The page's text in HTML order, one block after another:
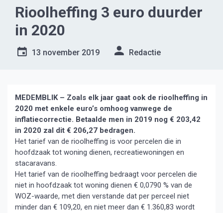
Rioolheffing 3 euro duurder
in 2020
13 november 2019 Redactie
MEDEMBLIK – Zoals elk jaar gaat ook de rioolheffing in
2020 met enkele euro’s omhoog vanwege de
inflatiecorrectie. Betaalde men in 2019 nog € 203,42
in 2020 zal dit € 206,27 bedragen.
Het tarief van de rioolheffing is voor percelen die in
hoofdzaak tot woning dienen, recreatiewoningen en
stacaravans.
Het tarief van de rioolheffing bedraagt voor percelen die
niet in hoofdzaak tot woning dienen € 0,0790 % van de
WOZ-waarde, met dien verstande dat per perceel niet
minder dan € 109,20, en niet meer dan € 1.360,83 wordt